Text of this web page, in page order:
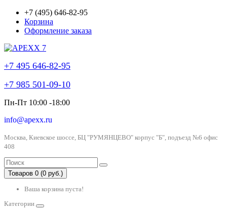
+7 (495) 646-82-95
Корзина
Оформление заказа
+7 495 646-82-95
+7 985 501-09-10
Пн-Пт 10:00 -18:00
info@apexx.ru
Москва, Киевское шоссе, БЦ "РУМЯНЦЕВО" корпус "Б", подъезд №6 офис
408
Товаров 0 (0 руб.)
Ваша корзина пуста!
Категории